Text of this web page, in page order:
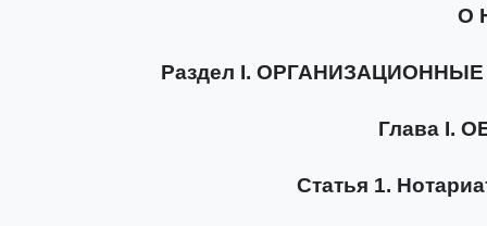
О
Раздел I.
Глава I.
Статья 1.